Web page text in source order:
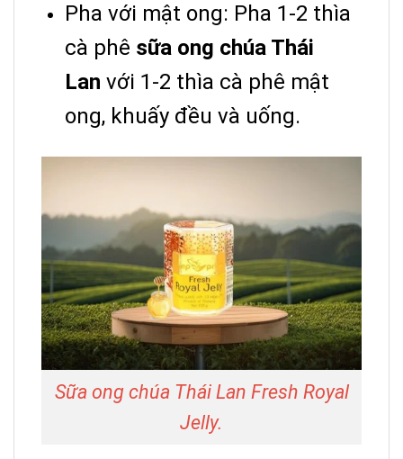
Pha với mật ong: Pha 1-2 thìa
cà phê sữa ong chúa Thái
Lan với 1-2 thìa cà phê mật
ong, khuấy đều và uống.
Sữa ong chúa Thái Lan Fresh Royal
Jelly.